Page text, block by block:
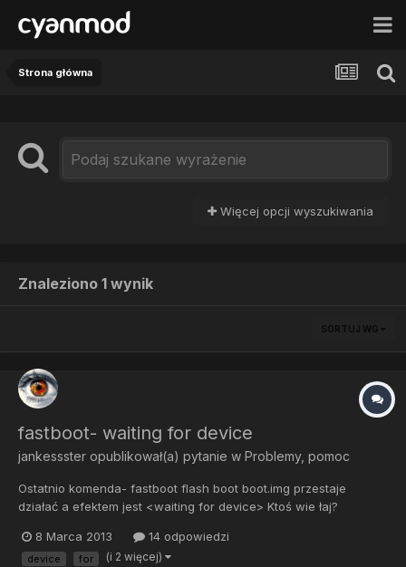
Strona główna
Więcej opcji wyszukiwania
Znaleziono 1 wynik
SORTUJ WG
fastboot- waiting for device
jankessster opublikował(a) pytanie w Problemy, pomoc
Ostatnio komenda- fastboot flash boot boot.img przestaje
działać a efektem jest <waiting for device> Ktoś wie łaj?
8 Marca 2013 14 odpowiedzi
device for (i 2 więcej)